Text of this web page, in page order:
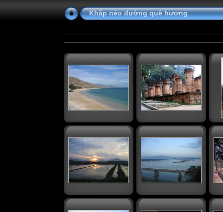
Khắp nẻo đường quê hương